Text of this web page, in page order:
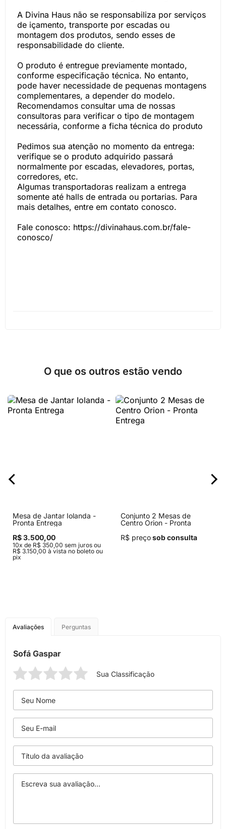
A Divina Haus não se responsabiliza por serviços
de içamento, transporte por escadas ou
montagem dos produtos, sendo esses de
responsabilidade do cliente.
O produto é entregue previamente montado,
conforme especificação técnica. No entanto,
pode haver necessidade de pequenas montagens
complementares, a depender do modelo.
Recomendamos consultar uma de nossas
consultoras para verificar o tipo de montagem
necessária, conforme a ficha técnica do produto
Pedimos sua atenção no momento da entrega:
verifique se o produto adquirido passará
normalmente por escadas, elevadores, portas,
corredores, etc.
Algumas transportadoras realizam a entrega
somente até halls de entrada ou portarias. Para
mais detalhes, entre em contato conosco.
Fale conosco: https://divinahaus.com.br/fale-
conosco/
O que os outros estão vendo
Mesa de Jantar Iolanda -
Pronta Entrega
R$ 3.500,00
10x de R$ 350,00 sem juros ou
R$ 3.150,00 à vista no boleto ou
pix
Conjunto 2 Mesas de
Centro Orion - Pronta
R$ preçosob consulta
Avaliações Perguntas
Sofá Gaspar
Sua Classificação